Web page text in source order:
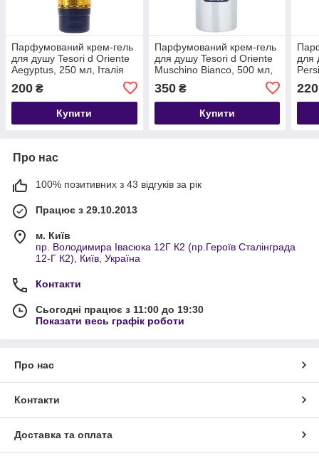
Парфумований крем-гель
для душу Tesori d Оriente
Aegyptus, 250 мл, Італія
200 ₴
Купити
Парфумований крем-гель
для душу Tesori d Оriente
Muschino Bianco, 500 мл,
350₴
Купити
для
220
Про нас
100% позитивних з 43 відгуків за рік
Працює з 29.10.2013
м. Київ
пр. Володимира Івасюка 12Г К2 (пр.Героїв Сталінграда
12-Г К2), Київ, Україна
Контакти
Сьогодні працює з 11:00 до 19:30
Показати весь графік роботи
Про нас
Контакти
Доставка та оплата